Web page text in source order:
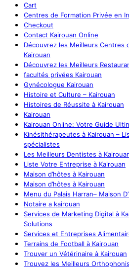
Cart
Centres de Formation Privée en
Checkout
Contact Kairouan Online
Découvrez les Meilleurs Centres
Kairouan
Découvrez les Meilleurs
facultés privées Kairouan
Gynécologue Kairouan
Histoire et Culture – Kairouan
Histoires de Réussite à Kairouan
Kairouan
Kairouan Online: Votre Guide
Kinésithérapeutes à Kairouan –
spécialistes
Les Meilleurs Dentistes à
Liste Votre Entreprise à Kairouan
Maison d’hôtes à Kairouan
Maison d’hôtes à Kairouan
Menu du Palais Harran– Maison
Notaire a kairouan
Services de Marketing Digital à
Solutions
Services et Entreprises
Terrains de Football à Kairouan
Trouver un Vétérinaire à Kairouan
Trouvez les Meilleurs